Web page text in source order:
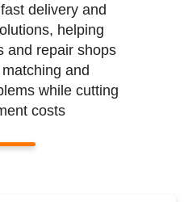
delivery and
helping
and repair shops
and
while cutting
costs.